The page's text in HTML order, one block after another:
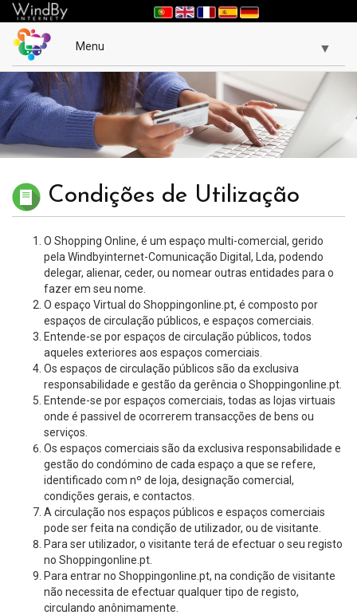
Menu ▼
▼
Condições de Utilização
O Shopping Online, é um espaço multi-comercial, gerido
pela Windbyinternet-Comunicação Digital, Lda, podendo
delegar, alienar, ceder, ou nomear outras entidades para o
fazer em seu nome.
O espaço Virtual do Shoppingonline.pt, é composto por
espaços de circulação públicos, e espaços comerciais.
Entende-se por espaços de circulação públicos, todos
aqueles exteriores aos espaços comerciais.
Os espaços de circulação públicos são da exclusiva
responsabilidade e gestão da gerência o Shoppingonline.pt.
Entende-se por espaços comerciais, todas as lojas virtuais
onde é passivel de ocorrerem transacções de bens ou
serviços.
Os espaços comerciais são da exclusiva responsabilidade e
gestão do condómino de cada espaço a que se refere,
identificado com nº de loja, designação comercial,
condições gerais, e contactos.
A circulação nos espaços públicos e espaços comerciais
pode ser feita na condição de utilizador, ou de visitante.
Para ser utilizador, o visitante terá de efectuar o seu registo
no Shoppingonline.pt.
Para entrar no Shoppingonline.pt, na condição de visitante
não necessita de efectuar qualquer tipo de registo,
circulando anônimamente.